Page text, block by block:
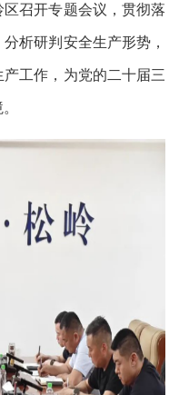
召开专题会议，贯彻落
析研判安全生产形势，
工作，为党的二十届三